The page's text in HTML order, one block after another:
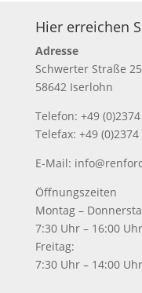
Hier erreichen
Adresse
Schwerter Straße 25
58642 Iserlohn
Telefon: +49
Telefax: +49
E-Mail:
Öffnungszeiten
Montag –
7:30 Uhr – 16:00 Uhr
Freitag:
7:30 Uhr – 14:00 Uhr